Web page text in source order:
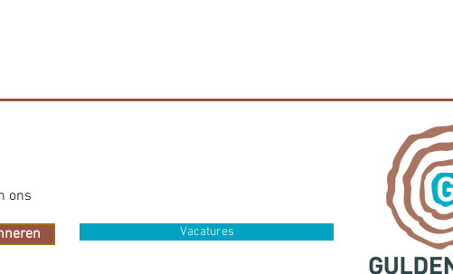
ons
Vacatures